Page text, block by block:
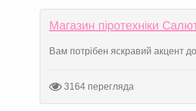
Магазин піротехніки
Вам потрібен яскравий акцент
3164 перегляда